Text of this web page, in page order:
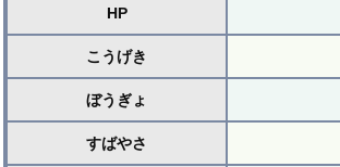
HP
こうげき
ぼうぎょ
すばやさ